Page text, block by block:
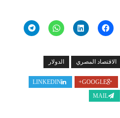
الاقتصاد المصري الدولار
GOOGLE+
LINKEDIN
MAIL